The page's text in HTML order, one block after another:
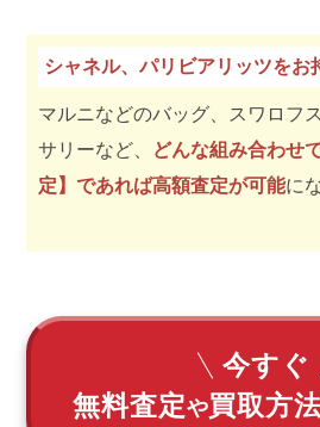
シャネル、パリビアリッツをお
マルニなどのバッグ、スワロフ
サリーなど、 どんな組み合わせ
定】であれば高額査定が可能に
今すぐ
無料査定や買取方